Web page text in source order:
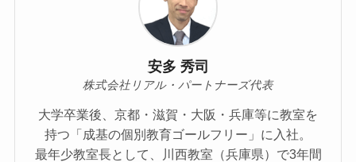
安多 秀司
株式会社リアル・パートナーズ代表
大学卒業後、京都・滋賀・大阪・兵庫等に教室を
持つ「成基の個別教育ゴールフリー」に入社。
最年少教室長として、川西教室（兵庫県）で3年間